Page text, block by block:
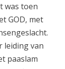
was toen
GOD, met
leiding van
paaslam